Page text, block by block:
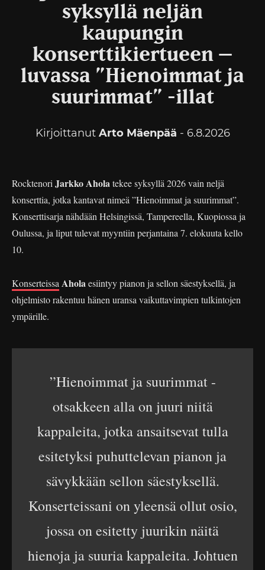
syksyllä neljän
kaupungin
konserttikiertueen –
luvassa ”Hienoimmat ja
suurimmat” -illat
Kirjoittanut Arto Mäenpää - 6.8.2026
Rocktenori Jarkko Aholatekee syksyllä 2026 vain neljä
konserttia, jotka kantavat nimeä ”Hienoimmat ja suurimmat”.
Konserttisarja nähdään Helsingissä, Tampereella, Kuopiossa ja
Oulussa, ja liput tulevat myyntiin perjantaina 7. elokuuta kello
10.
Konserteissa Aholaesiintyy pianon ja sellon säestyksellä, ja
ohjelmisto rakentuu hänen uransa vaikuttavimpien tulkintojen
ympärille.
”Hienoimmat ja suurimmat -
otsakkeen alla on juuri niitä
kappaleita, jotka ansaitsevat tulla
esitetyksi puhuttelevan pianon ja
sävykkään sellon säestyksellä.
Konserteissani on yleensä ollut osio,
jossa on esitetty juurikin näitä
hienoja ja suuria kappaleita. Johtuen